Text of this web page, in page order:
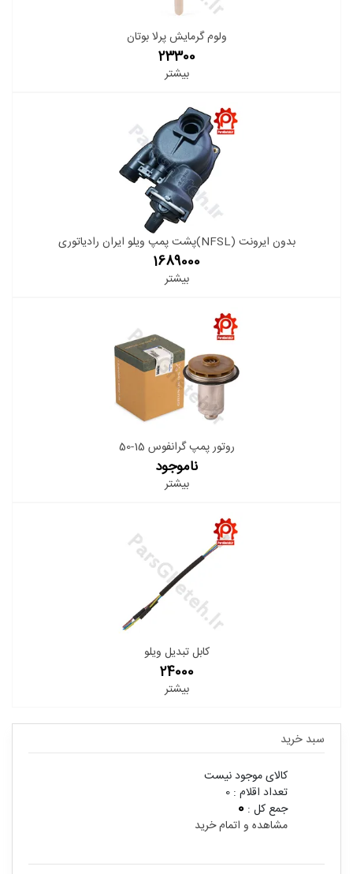
ولوم گرمایش پرلا بوتان
23300
بیشتر
پشت پمپ ویلو ایران رادیاتوری(NFSL) بدون ایرونت
1689000
بیشتر
روتور پمپ گرانفوس 15-50
ناموجود
بیشتر
کابل تبدیل ویلو
24000
بیشتر
سبد خرید
کالای موجود نیست
تعداد اقلام : 0
جمع کل : 0
مشاهده و اتمام خرید